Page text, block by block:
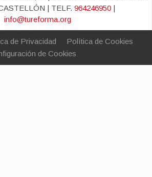
| TELF. 964246950|
info@tureforma.org
de Privacidad
Política de Cookies
de Cookies